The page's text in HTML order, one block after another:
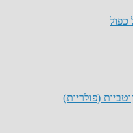
כפול
(פולריות)